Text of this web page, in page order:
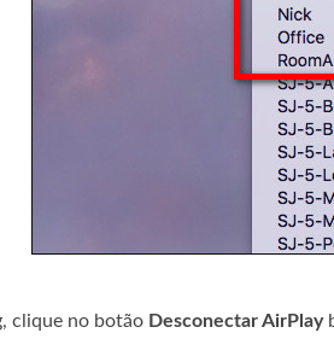
clique no botão Desconectar AirPlay